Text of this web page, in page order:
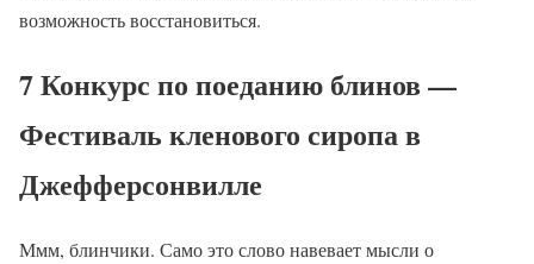
возможность восстановиться.
7 Конкурс по поеданию блинов —
Фестиваль кленового сиропа в
Джефферсонвилле
Ммм, блинчики. Само это слово навевает мысли о